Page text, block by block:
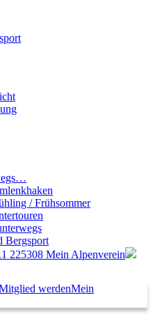
/ Frühsommer
Bergsport
225308 Mein Alpenverein
Mein